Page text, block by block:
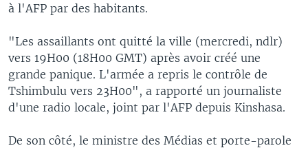
à l'AFP par des habitants.
"Les assaillants ont quitté la ville (mercredi, ndlr)
vers 19H00 (18H00 GMT) après avoir créé une
grande panique. L'armée a repris le contrôle de
Tshimbulu vers 23H00", a rapporté un journaliste
d'une radio locale, joint par l'AFP depuis Kinshasa.
De son côté, le ministre des Médias et porte-parole